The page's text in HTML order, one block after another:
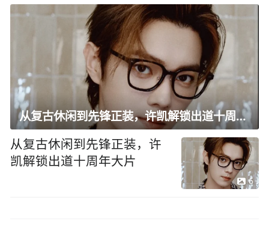
从复古休闲到先锋正装，许凯解锁出道十周年大片
从复古休闲到先锋正装，许
凯解锁出道十周年大片
6